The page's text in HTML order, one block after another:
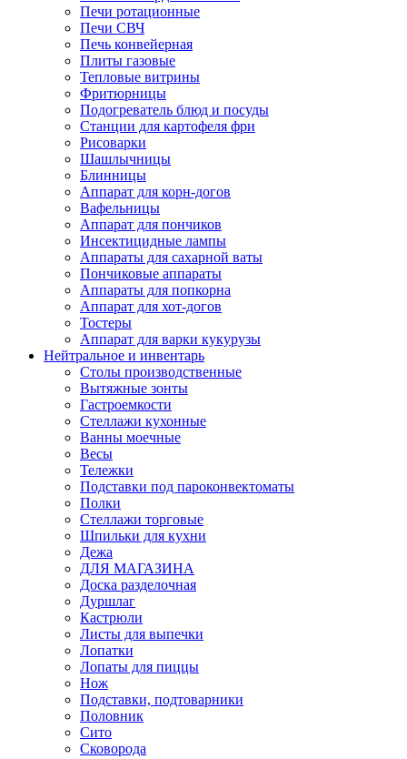
Печи ротационные
Печи СВЧ
Печь конвейерная
Плиты газовые
Тепловые витрины
Фритюрницы
Подогреватель блюд и посуды
Станции для картофеля фри
Рисоварки
Шашлычницы
Блинницы
Аппарат для корн-догов
Вафельницы
Аппарат для пончиков
Инсектицидные лампы
Аппараты для сахарной ваты
Пончиковые аппараты
Аппараты для попкорна
Аппарат для хот-догов
Тостеры
Аппарат для варки кукурузы
Нейтральное и инвентарь
Столы производственные
Вытяжные зонты
Гастроемкости
Стеллажи кухонные
Ванны моечные
Весы
Тележки
Подставки под пароконвектоматы
Полки
Стеллажи торговые
Шпильки для кухни
Дежа
ДЛЯ МАГАЗИНА
Доска разделочная
Дуршлаг
Кастрюли
Листы для выпечки
Лопатки
Лопаты для пиццы
Нож
Подставки, подтоварники
Половник
Сито
Сковорода